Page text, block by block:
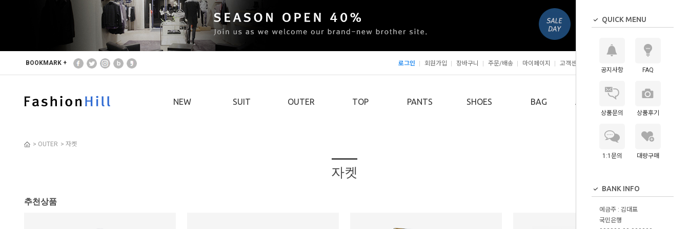
BOOKMARK +
로그인 회원가입 장바구니 주문/배송 마이페이지 고객센터
NEW SUIT OUTER TOP PANTS SHOES BAG ACCESSORY
QUICK MENU
공지사항 FAQ
상품문의 상품후기
1:1문의 대량구매
BANK INFO
예금주 : 김대표
국민은행
> OUTER > 자켓
자켓
추천상품